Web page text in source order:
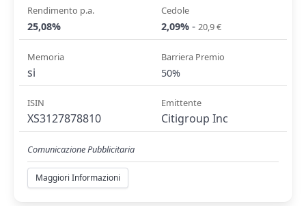
Rendimento p.a.
25,08%
Cedole
2,09% - 20,9 €
Memoria
si
Barriera Premio
50%
ISIN
XS3127878810
Emittente
Citigroup Inc
Comunicazione Pubblicitaria
Maggiori Informazioni